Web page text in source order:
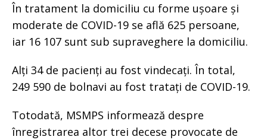
În tratament la domiciliu cu forme ușoare și
moderate de COVID-19 se află 625 persoane,
iar 16 107 sunt sub supraveghere la domiciliu.
Alți 34 de pacienți au fost vindecați. În total,
249 590 de bolnavi au fost tratați de COVID-19.
Totodată, MSMPS informează despre
înregistrarea altor trei decese provocate de